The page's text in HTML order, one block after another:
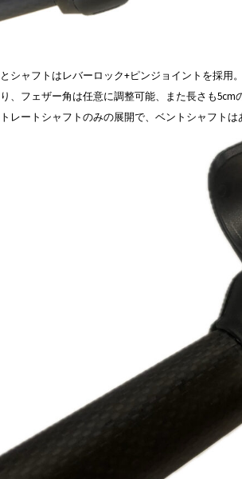
シャフトはレバーロック+ピンジョイントを採用
、フェザー角は任意に調整可能、また長さも5cm
レートシャフトのみの展開で、ベントシャフトは